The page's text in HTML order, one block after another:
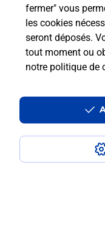
fermer" vous
les cookies
seront déposés.
tout moment ou
notre politique de
Comment
en ligne
Comment
retour chez un
déplacer ?
Envoyer un